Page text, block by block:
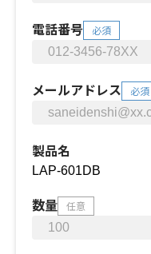
電話番号 必須
メールアドレス 必須
製品名
数量 任意